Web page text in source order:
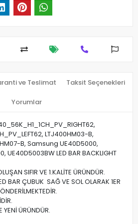
ve Teslimat Taksit Seçenekleri
Yorumlar
LTJ400HM03-B,
B, Samsung UE40D5000,
UE40D5003BW LED BAR BACKLIGHT
SIFIR VE 1.KALİTE ÜRÜNDÜR.
BAR ÇUBUK SAĞ VE SOL OLARAK 1ER
YENİ ÜRÜNDÜR.